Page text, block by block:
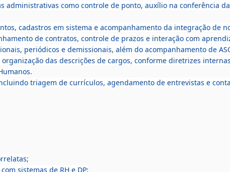
administrativas como controle de ponto, auxílio na conferência
cadastros em sistema e acompanhamento da integração de
de contratos, controle de prazos e interação com
periódicos e demissionais, além do acompanhamento de
das descrições de cargos, conforme diretrizes
triagem de currículos, agendamento de entrevistas e
sistemas de RH e DP;